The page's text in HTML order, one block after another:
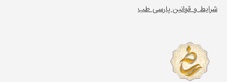
شرایط و قوانین پارسی طب